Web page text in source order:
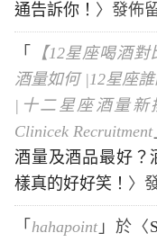
通告訴你！ 〉發佈
「
【12星座喝酒
酒量如何 |12星座
|十二星座酒量
Clinicek Recruitment
酒量及酒品最好？
樣真的好好笑！ 〉
「 hahapoint 」於〈